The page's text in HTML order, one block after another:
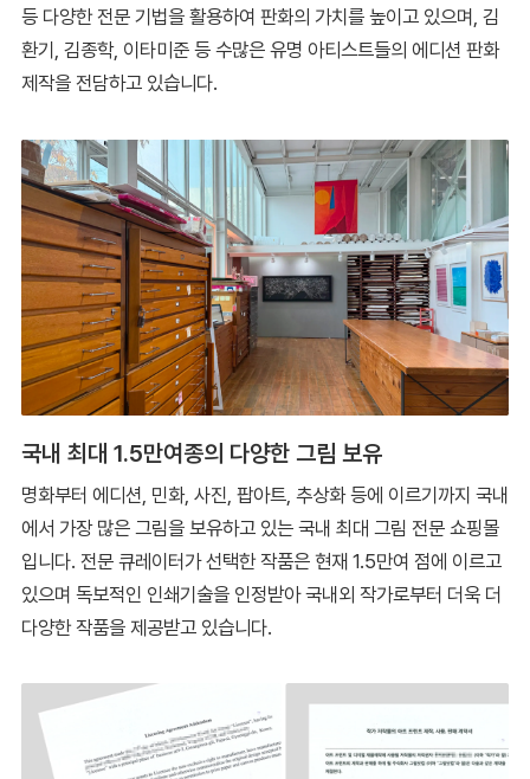
등 다양한 전문 기법을 활용하여 판화의 가치를 높이고 있으며, 김
환기, 김종학, 이타미준 등 수많은 유명 아티스트들의 에디션 판화
제작을 전담하고 있습니다.
국내 최대 1.5만여종의 다양한 그림 보유
명화부터 에디션, 민화, 사진, 팝아트, 추상화 등에 이르기까지 국내
에서 가장 많은 그림을 보유하고 있는 국내 최대 그림 전문 쇼핑몰
입니다. 전문 큐레이터가 선택한 작품은 현재 1.5만여 점에 이르고
있으며 독보적인 인쇄기술을 인정받아 국내외 작가로부터 더욱 더
다양한 작품을 제공받고 있습니다.